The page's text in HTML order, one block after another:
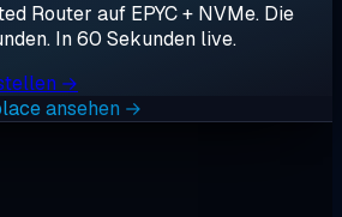
Router auf EPYC + NVMe. Die
In 60 Sekunden live.
→
ansehen →